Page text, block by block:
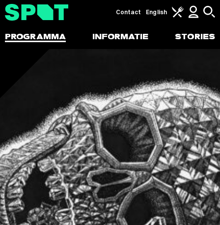
PROGRAMMA INFORMATIE STORIES
Contact English